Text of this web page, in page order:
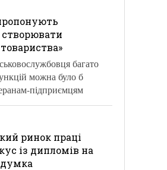
багато
можна було б
підприємцям
ринок праці
із дипломів на